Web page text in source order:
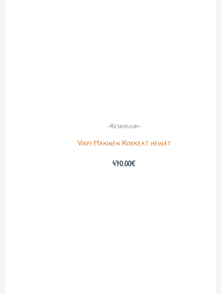
-Keskisuuri-
Virpi Mäkinen Korkeat heinät
470.00€